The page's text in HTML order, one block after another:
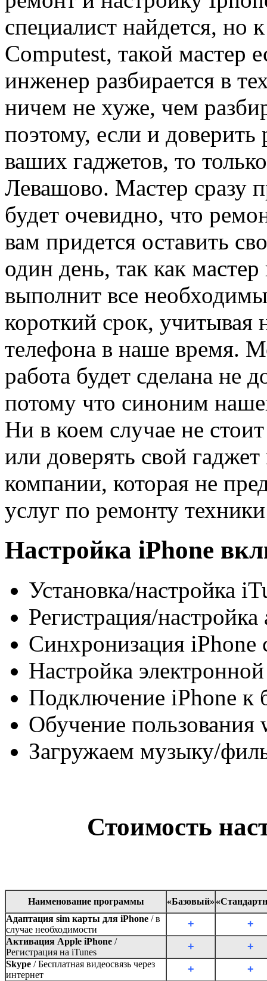
специалист найдется, но
Computest, такой
инженер разбирается в
ничем не хуже, чем
поэтому, если и
ваших гаджетов, то
Левашово. Мастер сразу
будет очевидно, что
вам придется оставить
один день, так как
выполнит все
короткий срок, учитывая
телефона в наше время.
работа будет сделана не
потому что синоним
Ни в коем случае не
или доверять свой
компании, которая не
услуг по ремонту
Настройка iPhone
Установка/настройка
Регистрация/
Синхронизация iPhone
Настройка
Подключение iPhone к
Обучение пользования
Загружаем музыку/
Стоимость
Наименование программы «Базовый»
Адаптация sim карты для iPhone / в
случае необходимости
+ +
Активация Apple iPhone /
Регистрация на iTunes
+ +
Skype / Бесплатная видеосвязь через
интернет
+ +